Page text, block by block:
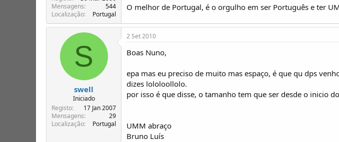
Mensagens
544
Localização
Portugal
O melhor de Portugal, é o orgulho em ser Português e ter
S
swell
Iniciado
Registo
17 Jan 2007
Mensagens
29
Localização
Portugal
2 Set 2010
Boas Nuno,
epa mas eu preciso de muito mas espaço, é que qu dps
dizes lololoollolo.
por isso é que disse, o tamanho tem que ser desde o inicio
UMM abraço
Bruno Luís